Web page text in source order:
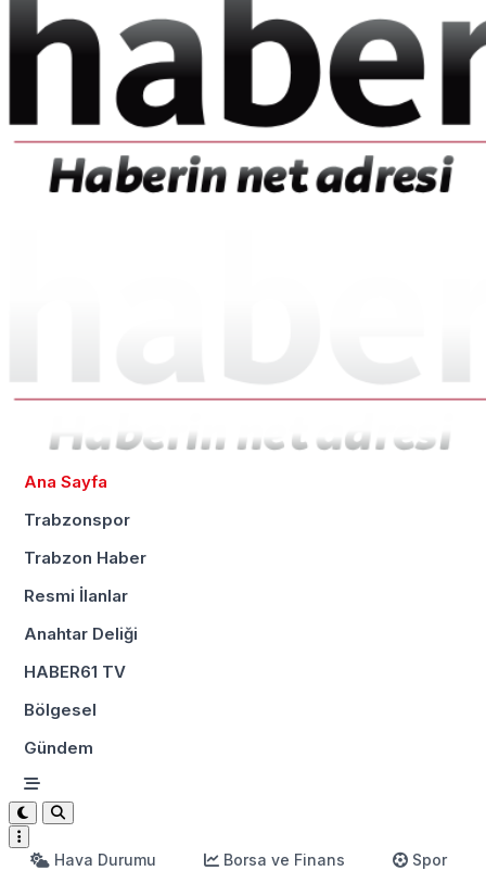
Ana Sayfa
Trabzonspor
Trabzon Haber
Resmi İlanlar
Anahtar Deliği
HABER61 TV
Bölgesel
Gündem
Hava Durumu Borsa ve Finans
Spor